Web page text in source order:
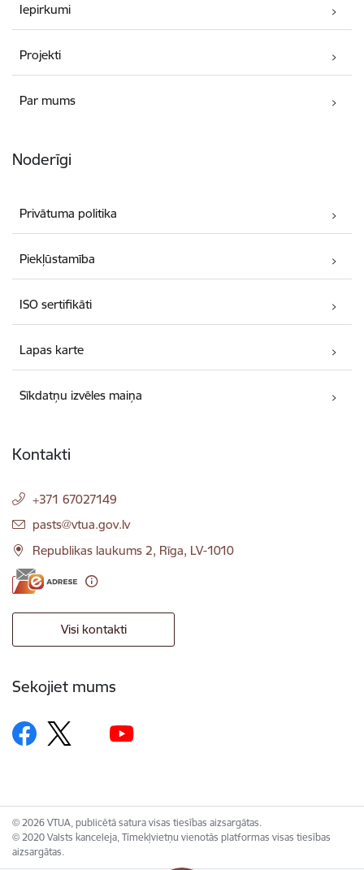
Iepirkumi
Projekti
Par mums
Noderīgi
Privātuma politika
Piekļūstamība
ISO sertifikāti
Lapas karte
Sīkdatņu izvēles maiņa
Kontakti
+371 67027149
E-pasts:
pasts@vtua.gov.lv
Republikas laukums 2, Rīga, LV-1010
Visi kontakti
Sekojiet mums
© 2026 VTUA, publicētā satura visas tiesības aizsargātas.
© 2020 Valsts kanceleja, Tīmekļvietņu vienotās platformas visas tiesības
aizsargātas.